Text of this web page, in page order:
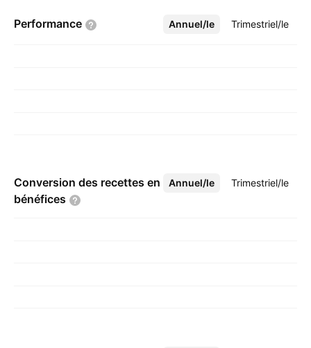
Performance Annuel/le Trimestriel/le
Plus
Conversion des recettes en
bénéfices
Annuel/le Trimestriel/le
Plus